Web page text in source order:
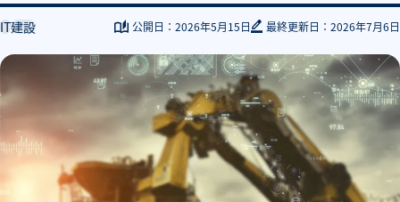
IT建設 公開日： 2026年5月15日 最終更新日： 2026年7月6日